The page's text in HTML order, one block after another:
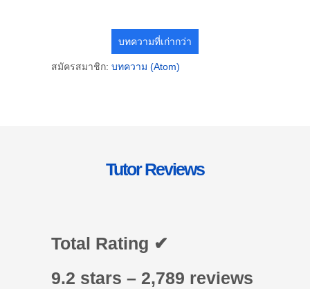
บทความที่เก่ากว่า
สมัครสมาชิก: บทความ (Atom)
Tutor Reviews
Total Rating ✔
9.2 stars – 2,789 reviews